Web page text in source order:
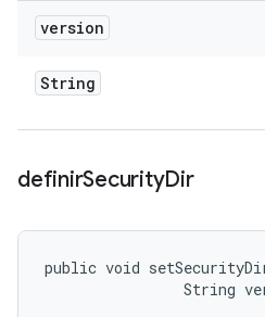
version
String
definirSecurityDir
public void
String